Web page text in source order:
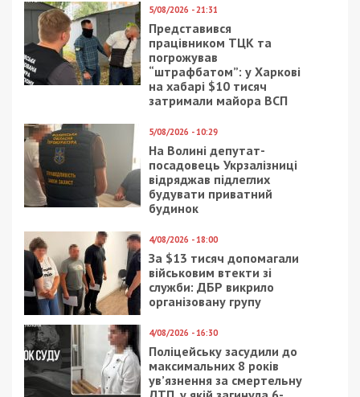
25/03/2023 - 13:28
Кулеба розповів,
скільки країн Європи
вже долучилося до
проєкту спільного
виробництва снарядів
для України
Ленд-лиз для Украины:
прыжок США в
поставках оружия и
исторический дискурс